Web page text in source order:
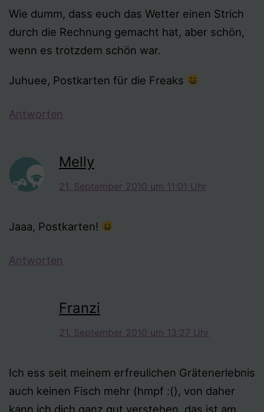
Wie dumm, dass euch das Wetter einen Strich
durch die Rechnung gemacht hat, aber schön,
wenn es trotzdem schön war.
Juhuee, Postkarten für die Freaks
Antworten
Melly
21. September 2010 um 11:01 Uhr
Jaaa, Postkarten!
Antworten
Franzi
21. September 2010 um 13:27 Uhr
Ich ess seit meinem erfreulichen Grätenerlebnis
auch keinen Fisch mehr (hmpf :(), von daher
kann ich dich ganz gut verstehen, das ist am